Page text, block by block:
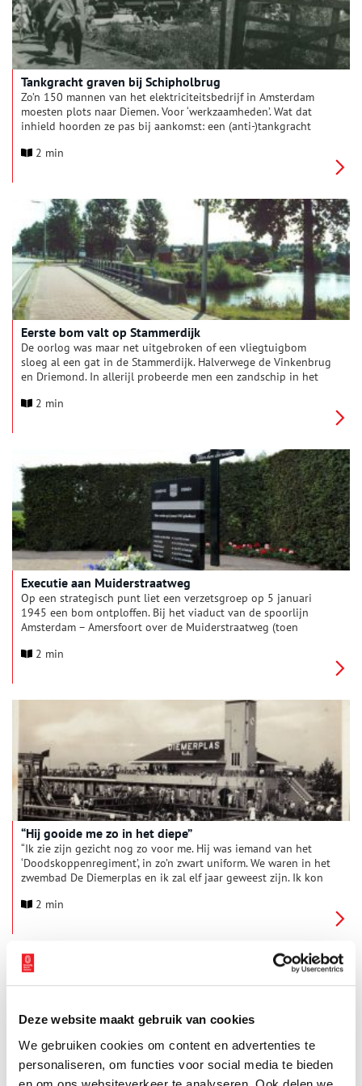
Deze website maakt gebruik van cookies
We gebruiken cookies om content en advertenties te
personaliseren, om functies voor social media te bieden
Tankgracht graven bij Schipholbrug
Zo’n 150 mannen van het elektriciteitsbedrijf in Amsterdam
moesten plots naar Diemen. Voor ‘werkzaamheden’. Wat dat
inhield hoorden ze pas bij aankomst: een (anti-)tankgracht
schoenen door de modder plassen, met geblesseerde handen
2 min
Eerste bom valt op Stammerdijk
De oorlog was maar net uitgebroken of een vliegtuigbom
sloeg al een gat in de Stammerdijk. Halverwege de Vinkenbrug
en Driemond. In allerijl probeerde men een zandschip in het
liep onder water. Vee moest snel naar elders gebracht. Wie op
2 min
Executie aan Muiderstraatweg
Op een strategisch punt liet een verzetsgroep op 5 januari
1945 een bom ontploffen. Bij het viaduct van de spoorlijn
Amsterdam – Amersfoort over de Muiderstraatweg (toen
later vijf gevangenen dood. Op 4 mei 2014 is hier het
Bob de Hon. De Hon wist te achterhalen wie hier zijn
2 min
“Hij gooide me zo in het diepe”
“Ik zie zijn gezicht nog zo voor me. Hij was iemand van het
‘Doodskoppenregiment’, in zo’n zwart uniform. We waren in het
zwembad De Diemerplas en ik zal elf jaar geweest zijn. Ik kon
in het diepe. Doodsbang was ik.” Het is ongeveer zeventig jaar
2 min